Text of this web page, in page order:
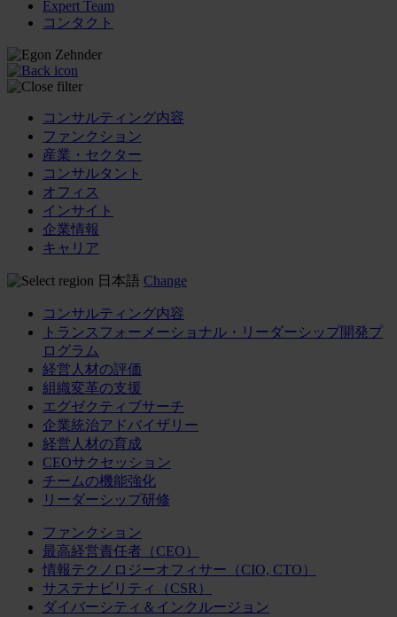
Expert Team
コンタクト
コンサルティング内容
ファンクション
産業・セクター
コンサルタント
オフィス
インサイト
企業情報
キャリア
日本語 Change
コンサルティング内容
トランスフォーメーショナル・リーダーシップ開発プ
ログラム
経営人材の評価
組織変革の支援
エグゼクティブサーチ
企業統治アドバイザリー
経営人材の育成
CEOサクセッション
チームの機能強化
リーダーシップ研修
ファンクション
最高経営責任者（CEO）
情報テクノロジーオフィサー（CIO, CTO）
サステナビリティ（CSR）
ダイバーシティ＆インクルージョン